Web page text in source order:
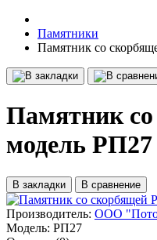
Памятники
Памятник со
Памятник
модель РП27
В закладки В сравнение
Производитель: ООО
Модель: РП27